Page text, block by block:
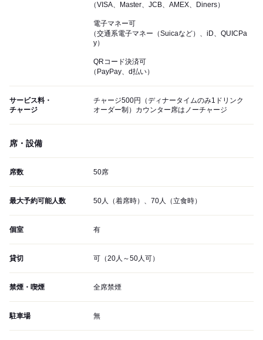
（VISA、Master、JCB、AMEX、Diners）
電子マネー可
（交通系電子マネー（Suicaなど）、iD、QUICPa
y）
QRコード決済可
（PayPay、d払い）
サービス料・
チャージ
チャージ500円（ディナータイムのみ1ドリンク
オーダー制）カウンター席はノーチャージ
席・設備
席数 50席
最大予約可能人数 50人（着席時）、70人（立食時）
個室 有
貸切 可（20人～50人可）
禁煙・喫煙 全席禁煙
駐車場 無